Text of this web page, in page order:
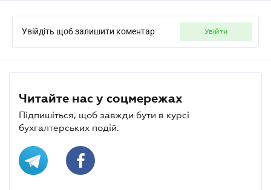
Увійдіть щоб залишити коментар увійти
Читайте нас у соцмережах
Підпишіться, щоб завжди бути в курсі
бухгалтерських подій.